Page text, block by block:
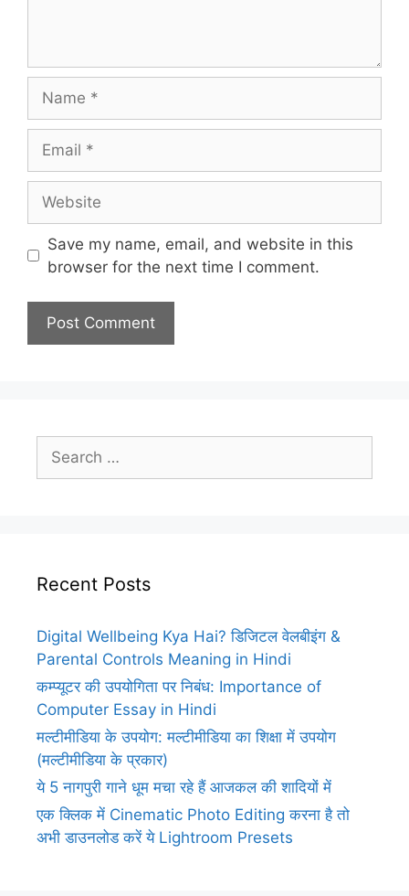
Save my name, email, and website in this
browser for the next time I comment.
Search
for:
Recent Posts
Digital Wellbeing Kya Hai? डिजिटल वेलबीइंग &
Parental Controls Meaning in Hindi
कम्प्यूटर की उपयोगिता पर निबंध: Importance of
Computer Essay in Hindi
मल्टीमीडिया के उपयोग: मल्टीमीडिया का शिक्षा में उपयोग
(मल्टीमीडिया के प्रकार)
ये 5 नागपुरी गाने धूम मचा रहे हैं आजकल की शादियों में
एक क्लिक में Cinematic Photo Editing करना है तो
अभी डाउनलोड करें ये Lightroom Presets